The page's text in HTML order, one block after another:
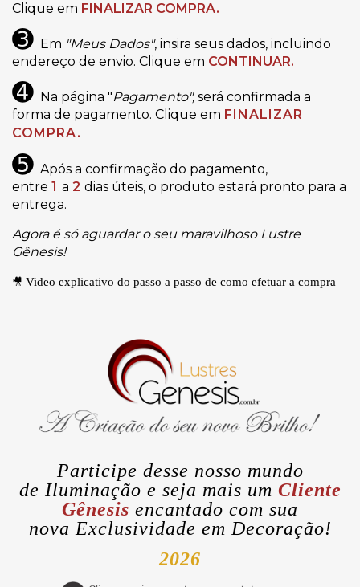
Clique em FINALIZAR COMPRA.
➌ Em "Meus Dados", insira seus dados, incluindo
endereço de envio. Clique em CONTINUAR.
➍ Na página "Pagamento", será confirmada a
forma de pagamento. Clique em FINALIZAR
COMPRA.
➎ Após a confirmação do pagamento,
entre 1 a 2 dias úteis, o produto estará pronto para a
entrega.
Agora é só aguardar o seu maravilhoso Lustre
Gênesis!
🎥 Video explicativo do passo a passo de como efetuar a compra
Participe desse nosso mundo
de Iluminação e seja mais um Cliente
Gênesis encantado com sua
nova Exclusividade em Decoração!
2026